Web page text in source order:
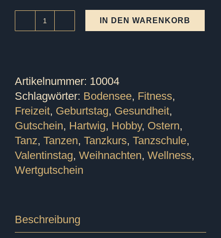
20,-
Tanz,-
und
Fitnesskurse
Menge
IN DEN WARENKORB
Artikelnummer: 10004
Schlagwörter: Bodensee, Fitness,
Freizeit, Geburtstag, Gesundheit,
Gutschein, Hartwig, Hobby, Ostern,
Tanz, Tanzen, Tanzkurs, Tanzschule,
Valentinstag, Weihnachten, Wellness,
Wertgutschein
Beschreibung